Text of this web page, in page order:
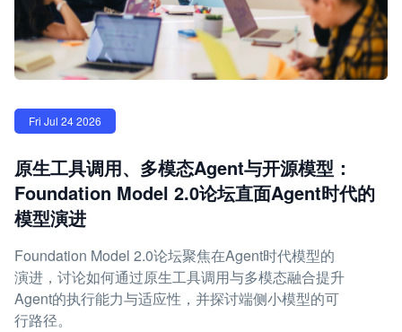
Fri Jul 24 2026
原生工具调用、多模态Agent与开源模型：
Foundation Model 2.0论坛直面Agent时代的
模型演进
Foundation Model 2.0论坛聚焦在Agent时代模型的
演进，讨论如何通过原生工具调用与多模态融合提升
Agent的执行能力与适应性，并探讨端侧小模型的可
行路径。